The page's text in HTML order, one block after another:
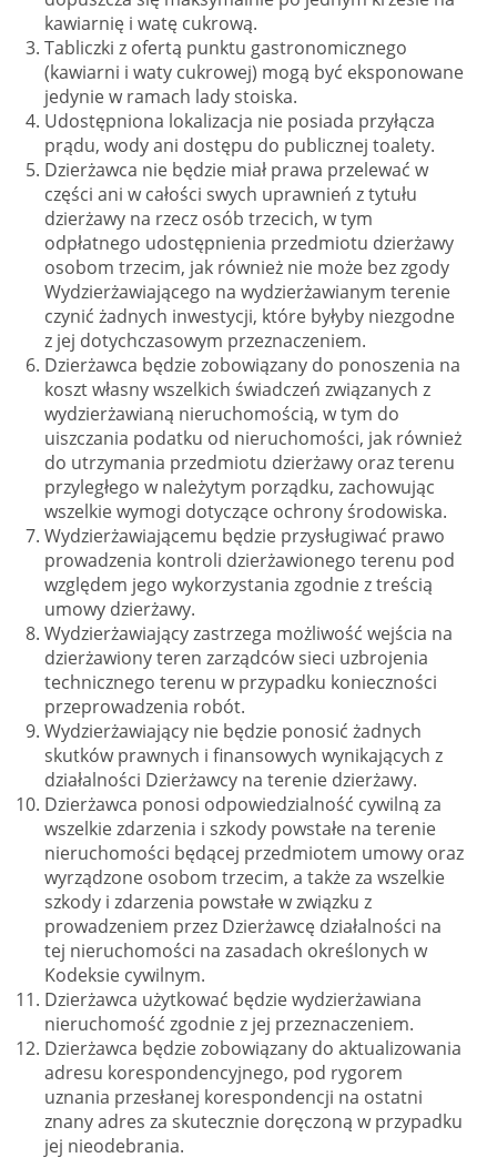
kawiarnię i watę cukrową.
Tabliczki z ofertą punktu gastronomicznego
(kawiarni i waty cukrowej) mogą być eksponowane
jedynie w ramach lady stoiska.
Udostępniona lokalizacja nie posiada przyłącza
prądu, wody ani dostępu do publicznej toalety.
Dzierżawca nie będzie miał prawa przelewać w
części ani w całości swych uprawnień z tytułu
dzierżawy na rzecz osób trzecich, w tym
odpłatnego udostępnienia przedmiotu dzierżawy
osobom trzecim, jak również nie może bez zgody
Wydzierżawiającego na wydzierżawianym terenie
czynić żadnych inwestycji, które byłyby niezgodne
z jej dotychczasowym przeznaczeniem.
Dzierżawca będzie zobowiązany do ponoszenia na
koszt własny wszelkich świadczeń związanych z
wydzierżawianą nieruchomością, w tym do
uiszczania podatku od nieruchomości, jak również
do utrzymania przedmiotu dzierżawy oraz terenu
przyległego w należytym porządku, zachowując
wszelkie wymogi dotyczące ochrony środowiska.
Wydzierżawiającemu będzie przysługiwać prawo
prowadzenia kontroli dzierżawionego terenu pod
względem jego wykorzystania zgodnie z treścią
umowy dzierżawy.
Wydzierżawiający zastrzega możliwość wejścia na
dzierżawiony teren zarządców sieci uzbrojenia
technicznego terenu w przypadku konieczności
przeprowadzenia robót.
Wydzierżawiający nie będzie ponosić żadnych
skutków prawnych i finansowych wynikających z
działalności Dzierżawcy na terenie dzierżawy.
Dzierżawca ponosi odpowiedzialność cywilną za
wszelkie zdarzenia i szkody powstałe na terenie
nieruchomości będącej przedmiotem umowy oraz
wyrządzone osobom trzecim, a także za wszelkie
szkody i zdarzenia powstałe w związku z
prowadzeniem przez Dzierżawcę działalności na
tej nieruchomości na zasadach określonych w
Kodeksie cywilnym.
Dzierżawca użytkować będzie wydzierżawiana
nieruchomość zgodnie z jej przeznaczeniem.
Dzierżawca będzie zobowiązany do aktualizowania
adresu korespondencyjnego, pod rygorem
uznania przesłanej korespondencji na ostatni
znany adres za skutecznie doręczoną w przypadku
jej nieodebrania.